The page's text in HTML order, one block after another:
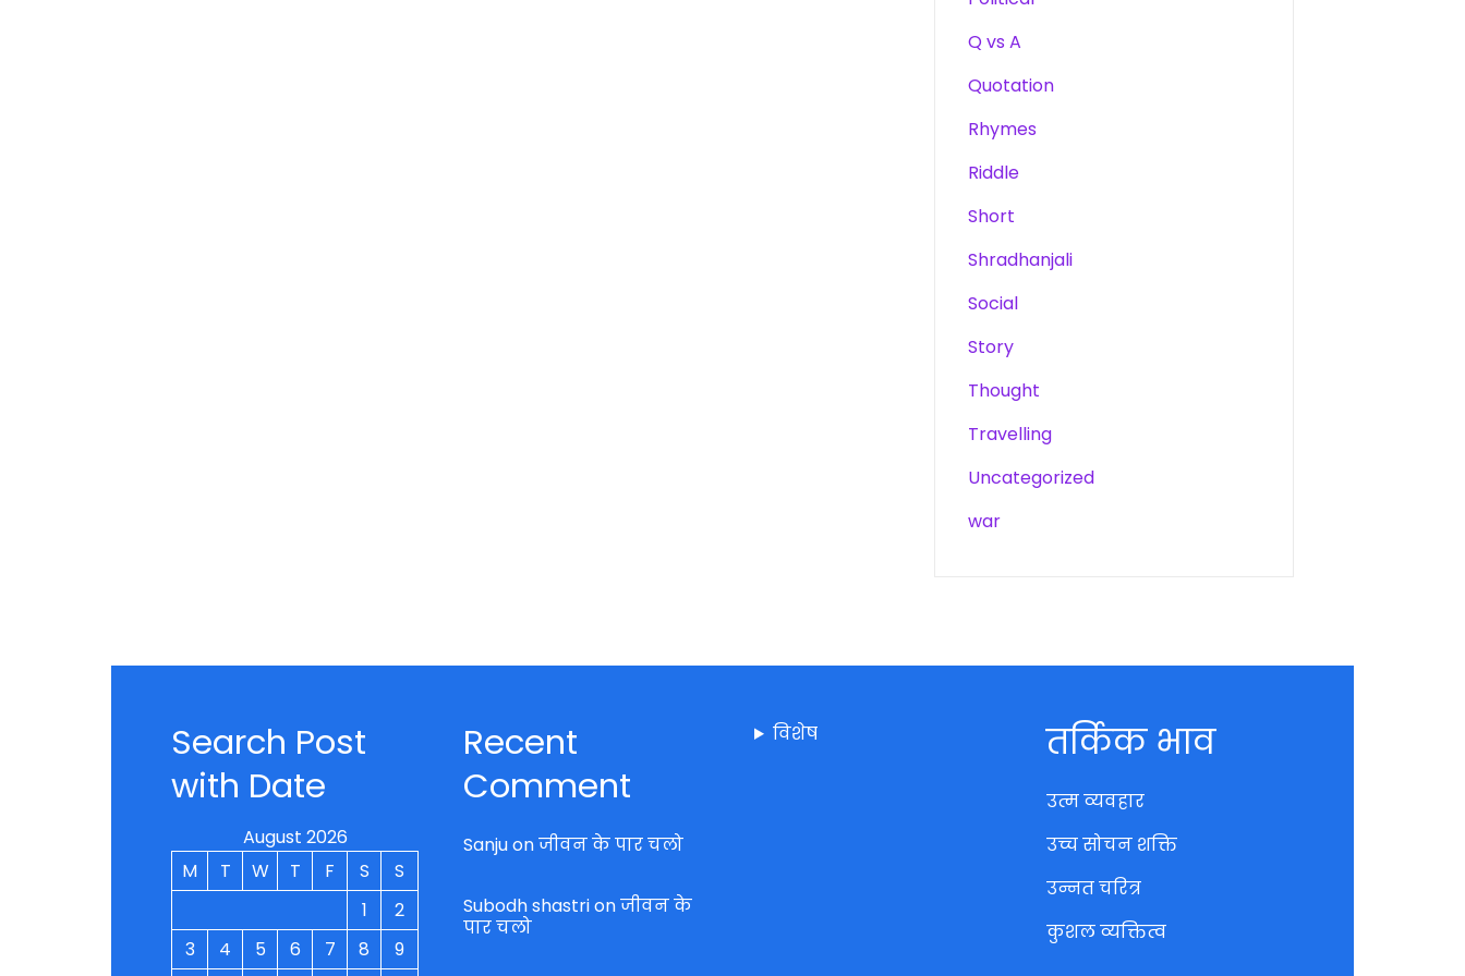
Q vs A
Quotation
Rhymes
Riddle
Short
Shradhanjali
Social
Story
Thought
Travelling
Uncategorized
war
Search Post
with Date
August 2026
M
T W T F S
S
1
2
3
4 5 6 7 8 9
Recent
Comment
Sanjuonजीवन के पार चलो
Subodh shastrionजीवन के
पार चलो
विशेष तर्किक भाव
उत्म व्यवहार
उच्च सोचन शक्ति
उन्नत चरित्र
कुशल व्यक्तित्व